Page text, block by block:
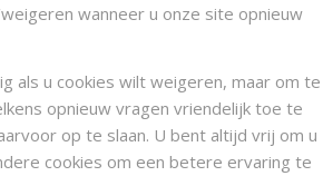
wanneer u onze site opnieuw
als u cookies wilt weigeren, maar om te
opnieuw vragen vriendelijk toe te
op te slaan. U bent altijd vrij om u
cookies om een betere ervaring te